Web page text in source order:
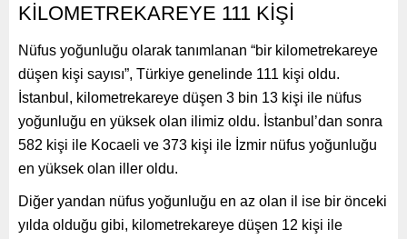
KİLOMETREKAREYE 111 KİŞİ
Nüfus yoğunluğu olarak tanımlanan “bir kilometrekareye
düşen kişi sayısı”, Türkiye genelinde 111 kişi oldu.
İstanbul, kilometrekareye düşen 3 bin 13 kişi ile nüfus
yoğunluğu en yüksek olan ilimiz oldu. İstanbul’dan sonra
582 kişi ile Kocaeli ve 373 kişi ile İzmir nüfus yoğunluğu
en yüksek olan iller oldu.
Diğer yandan nüfus yoğunluğu en az olan il ise bir önceki
yılda olduğu gibi, kilometrekareye düşen 12 kişi ile